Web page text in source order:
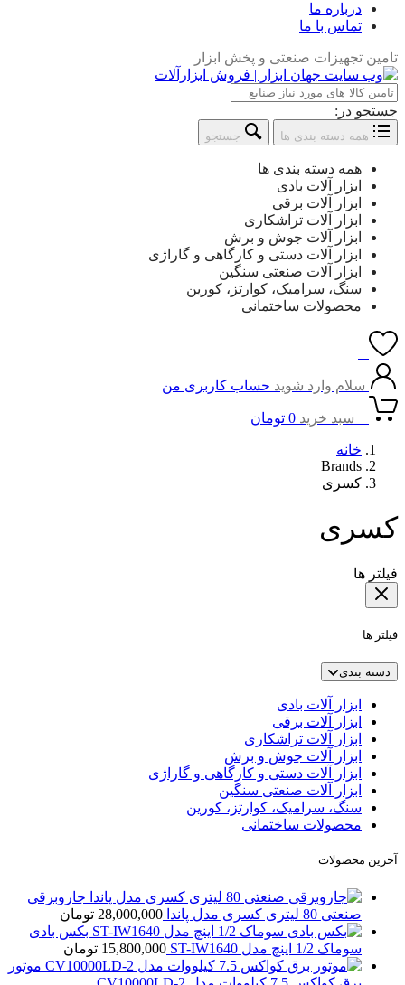
درباره ما
تماس با ما
تامین تجهیزات صنعتی و پخش ابزار
جستجو در:
همه دسته بندی ها جستجو
همه دسته بندی ها
ابزار آلات بادی
ابزار آلات برقی
ابزار آلات تراشکاری
ابزار آلات جوش و برش
ابزار آلات دستی و کارگاهی و گاراژی
ابزار آلات صنعتی سنگین
سنگ، سرامیک، کوارتز، کورین
محصولات ساختمانی
سلام وارد شوید حساب کاربری من
سبد خرید 0 تومان
خانه
Brands
کسری
کسری
فیلتر ها
فیلتر ها
دسته بندی
ابزار آلات بادی
ابزار آلات برقی
ابزار آلات تراشکاری
ابزار آلات جوش و برش
ابزار آلات دستی و کارگاهی و گاراژی
ابزار آلات صنعتی سنگین
سنگ، سرامیک، کوارتز، کورین
محصولات ساختمانی
آخرین محصولات
جاروبرقی
صنعتی 80 لیتری کسری مدل پاندا
28,000,000 تومان
بکس بادی
سوماک 1/2 اینچ مدل ST-IW1640
15,800,000 تومان
موتور